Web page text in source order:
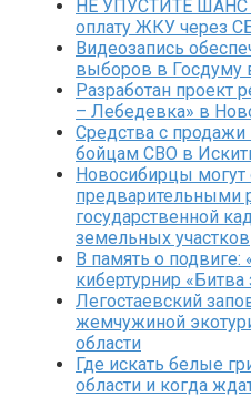
НЕ УПУСТИТЕ ШАНС
оплату ЖКУ через
Видеозапись
выборов в Госдуму
Разработан проект
– Лебедевка» в
Средства с
бойцам СВО в
Новосибирцы могут
предварительными
государственной
земельных участков
В память о подвиге:
кибертурнир
Легостаевский
жемчужиной
области
Где искать белые
области и когда